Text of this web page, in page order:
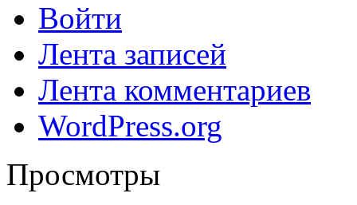
Войти
Лента записей
Лента комментариев
WordPress.org
Просмотры